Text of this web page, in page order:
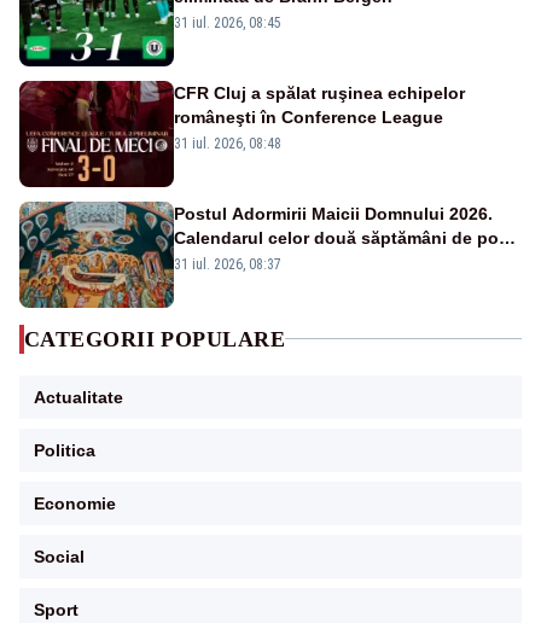
31 iul. 2026, 08:45
CFR Cluj a spălat ruşinea echipelor
româneşti în Conference League
31 iul. 2026, 08:48
Postul Adormirii Maicii Domnului 2026.
Calendarul celor două săptămâni de post
și zilele cu dezlegare la pește
31 iul. 2026, 08:37
CATEGORII POPULARE
Actualitate
Politica
Economie
Social
Sport